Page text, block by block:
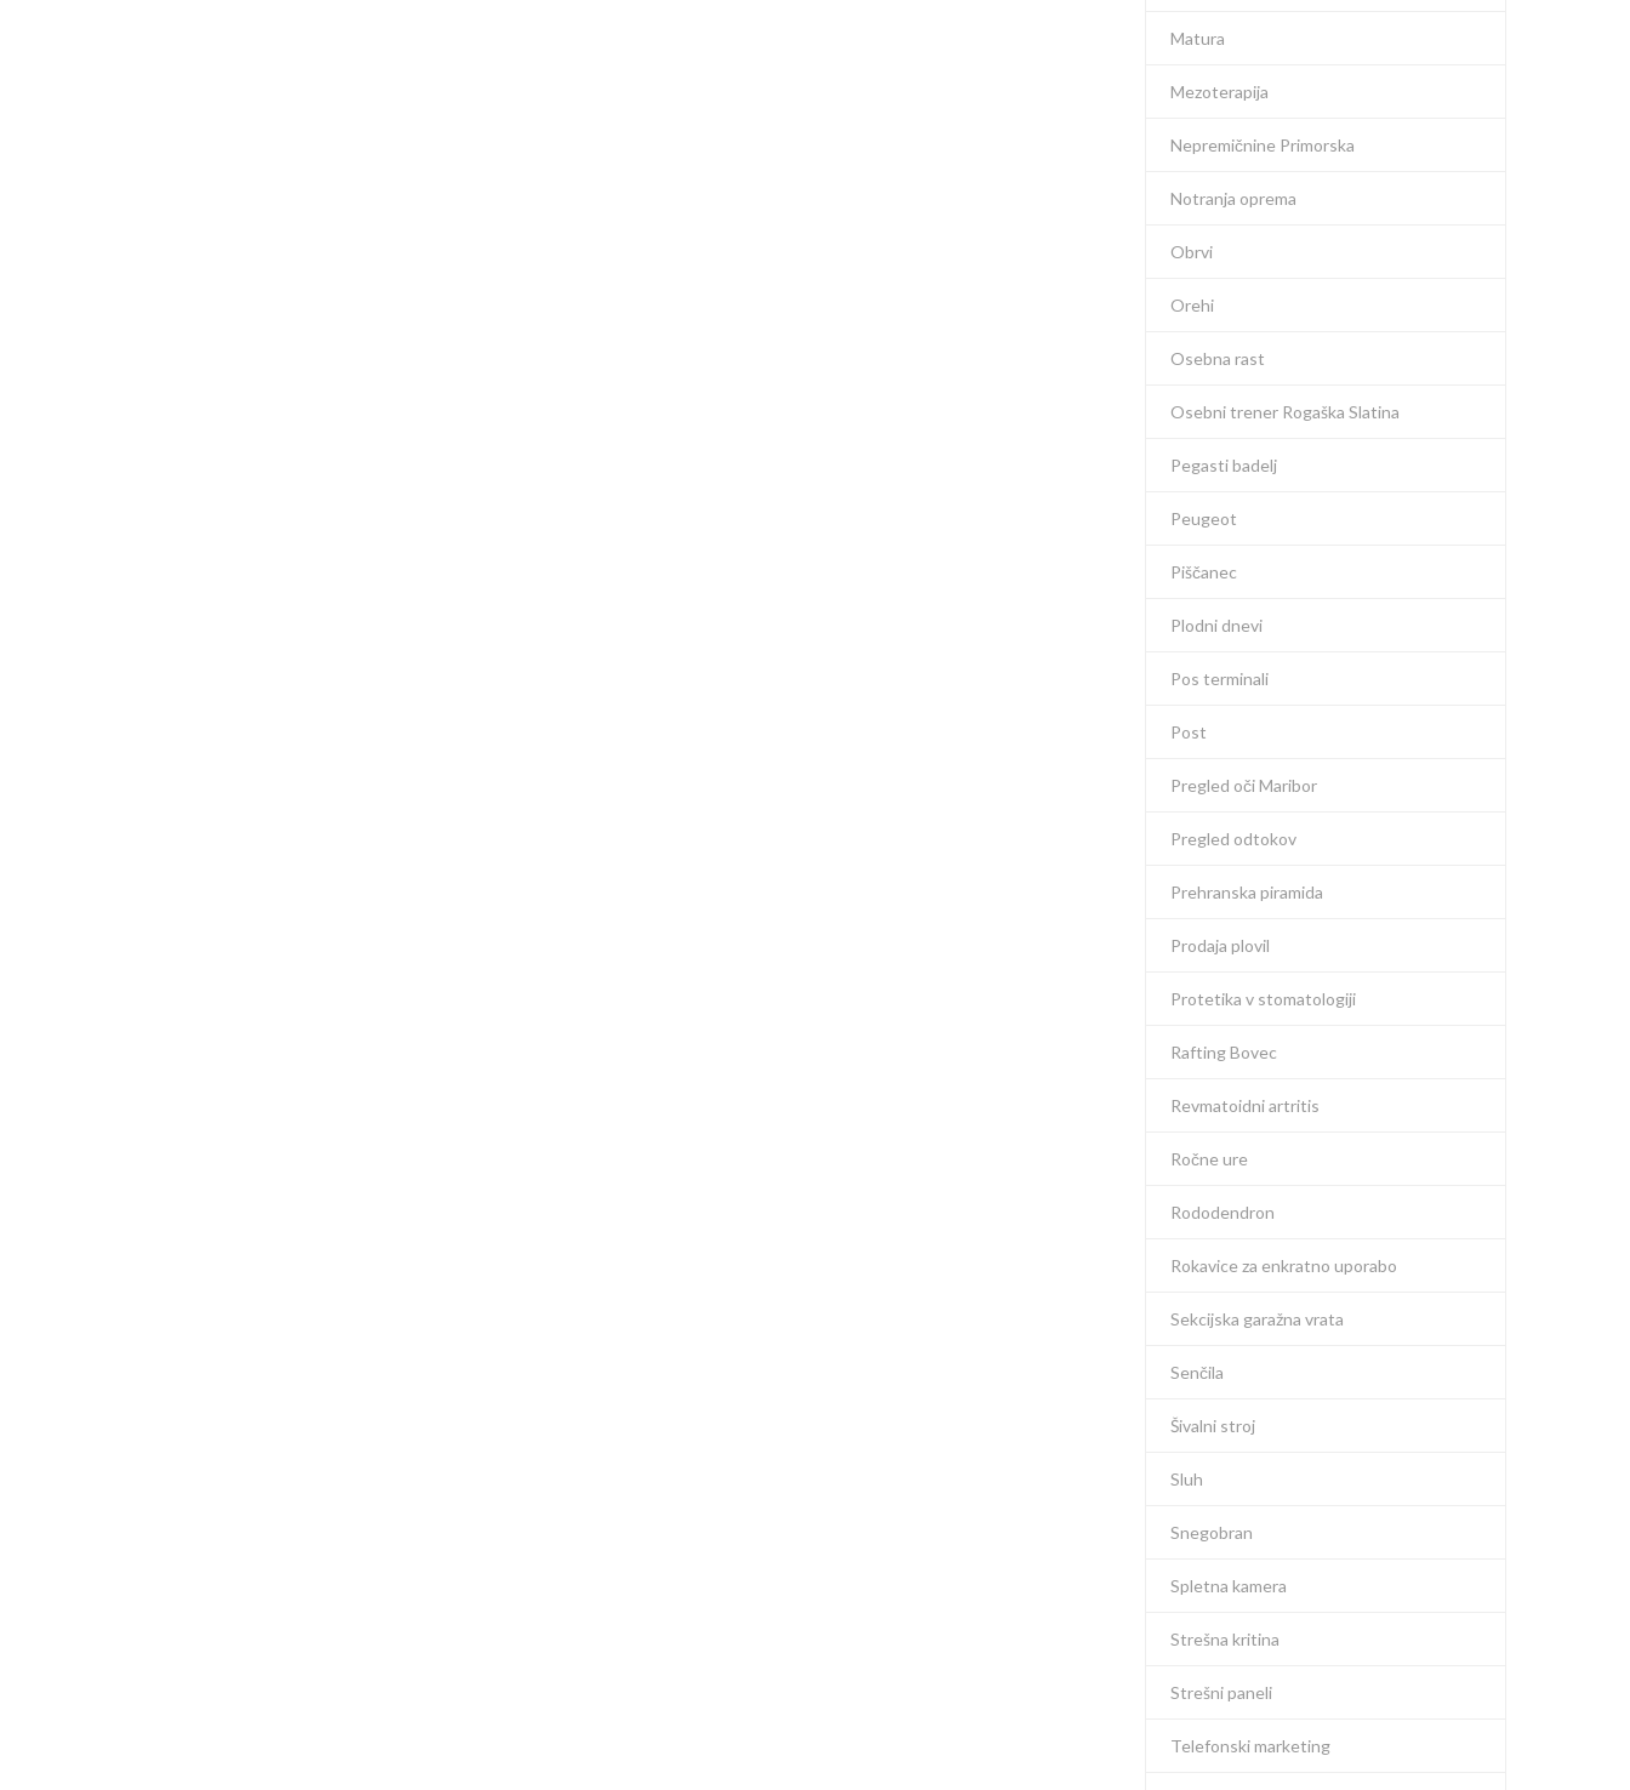
Matura
Mezoterapija
Nepremičnine Primorska
Notranja oprema
Obrvi
Orehi
Osebna rast
Osebni trener Rogaška Slatina
Pegasti badelj
Peugeot
Piščanec
Plodni dnevi
Pos terminali
Post
Pregled oči Maribor
Pregled odtokov
Prehranska piramida
Prodaja plovil
Protetika v stomatologiji
Rafting Bovec
Revmatoidni artritis
Ročne ure
Rododendron
Rokavice za enkratno uporabo
Sekcijska garažna vrata
Senčila
Šivalni stroj
Sluh
Snegobran
Spletna kamera
Strešna kritina
Strešni paneli
Telefonski marketing